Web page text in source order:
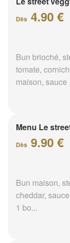
Dès 4.90 €
Bun brioché,
tomate,
maison, sauce
Menu Le
Dès 9.90 €
Bun maison,
cheddar,
1 bo...